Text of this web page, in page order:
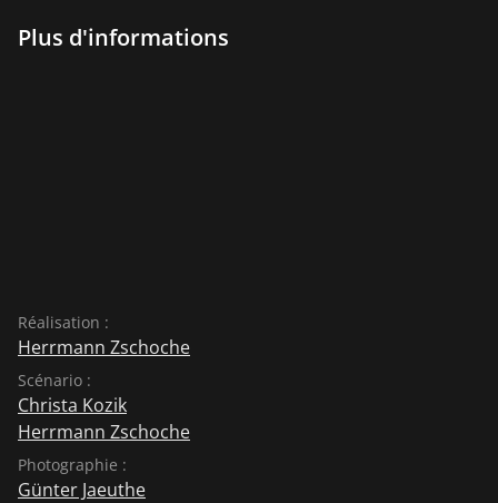
Plus d'informations
Réalisation :
Herrmann Zschoche
Scénario :
Christa Kozik
Herrmann Zschoche
Photographie :
Günter Jaeuthe